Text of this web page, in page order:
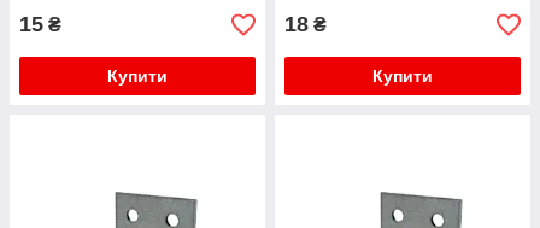
15 ₴
Купити
18 ₴
Купити